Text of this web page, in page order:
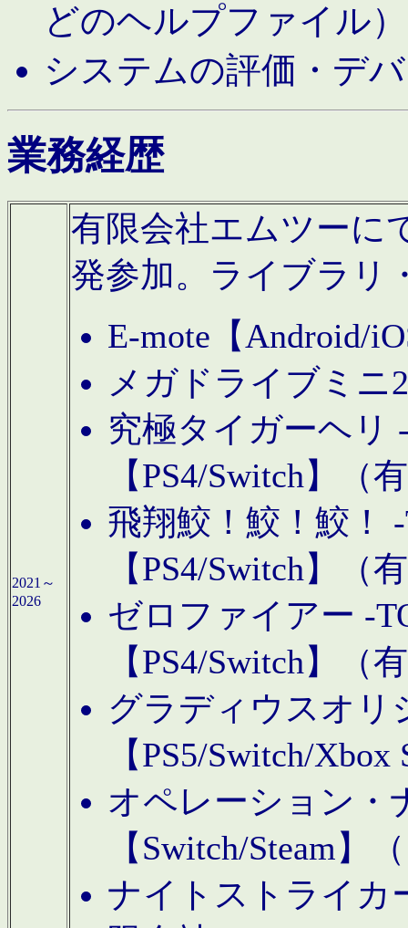
どのヘルプファイル）
システムの評価・デ
業務経歴
2021～
2026
有限会社エムツーに
発参加。ライブラリ
E-mote【Android/
メガドライブミニ
究極タイガーヘリ
【PS4/Switch】（
飛翔鮫！鮫！鮫！
【PS4/Switch】（
ゼロファイアー -
【PS4/Switch】（
グラディウスオリ
【PS5/Switch/
オペレーション・
【Switch/Steam】
ナイトストライカ